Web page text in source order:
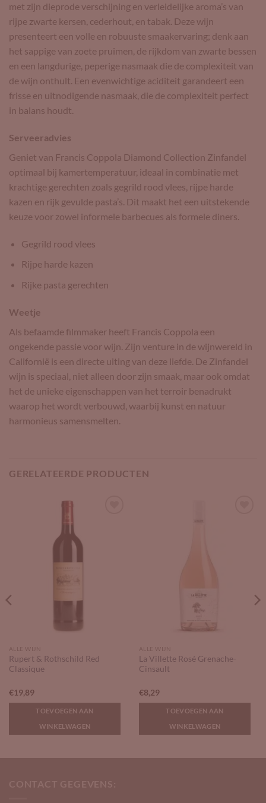
met zijn dieprode verschijning en verleidelijke aroma’s van
rijpe zwarte kersen, cederhout, en tabak. Deze wijn
presenteert een volle en robuuste smaakervaring; denk aan
het sappige van zoete pruimen, de rijkdom van zwarte bessen
en een langdurige, peperige nasmaak die de complexiteit van
de wijn onthult. Een evenwichtige aciditeit garandeert een
frisse en uitnodigende nasmaak, die de complexiteit perfect
in balans houdt.
Serveeradvies
Geniet van Francis Coppola Diamond Collection Zinfandel
optimaal bij kamertemperatuur, ideaal in combinatie met
krachtige gerechten zoals gegrild rood vlees, rijpe harde
kazen en rijk gevulde pasta’s. Dit maakt het een uitstekende
keuze voor zowel informele barbecues als formele diners.
Gegrild rood vlees
Rijpe harde kazen
Rijke pasta gerechten
Weetje
Als befaamde filmmaker heeft Francis Coppola een
ongekende passie voor wijn. Zijn venture in de wijnwereld in
Californië is een directe uiting van deze liefde. De Zinfandel
wijn is speciaal, niet alleen door zijn smaak, maar ook omdat
het de unieke eigenschappen van het terroir benadrukt
waarop het wordt verbouwd, waarbij kunst en natuur
harmonieus samensmelten.
GERELATEERDE PRODUCTEN
ALLE WIJN
Rupert & Rothschild Red
Classique
€19,89
TOEVOEGEN AAN
WINKELWAGEN
ALLE WIJN
La Villette Rosé Grenache-
Cinsault
€8,29
TOEVOEGEN AAN
WINKELWAGEN